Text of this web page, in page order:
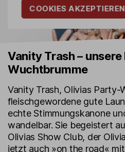
COOKIES
Vanity Trash –
Wuchtbrumme
Vanity Trash, Olivias Party-
fleischgewordene gute
echte Stimmungskanone
wandelbar. Sie begeistert
Olivias Show Club, der
jetzt auch »on the road«